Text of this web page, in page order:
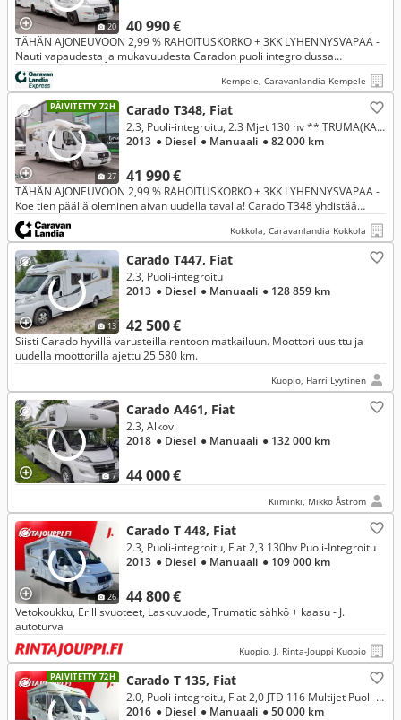
20 40 990 €
TÄHÄN AJONEUVOON 2,99 % RAHOITUSKORKO + 3KK LYHENNYSVAPAA -
Nauti vapaudesta ja mukavuudesta Caradon puoli integroidussa
matkailuautossa. Suosittu saarekevuode takaa erinomaisen
nukkumismukavuuden ja
Kempele, Caravanlandia Kempele
PÄIVITETTY 72H
27
Carado T348, Fiat
41 990 €
2.3, Puoli-integroitu, 2.3 Mjet 130 hv ** TRUMA(KAASU/SÄHKÖ), HUBBET-LASKUVUODE, MARKIISI **
2013 ● Diesel ● Manuaali ● 82 000 km
TÄHÄN AJONEUVOON 2,99 % RAHOITUSKORKO + 3KK LYHENNYSVAPAA -
Koe tien päällä oleminen aivan uudella tavalla! Carado T348 yhdistää
täydellisesti ketteryyden ja kodin mukavuudet, joten voit unohtaa arjen
Kokkola, Caravanlandia Kokkola
13
Carado T447, Fiat
42 500 €
2.3, Puoli-integroitu
2013 ● Diesel ● Manuaali ● 128 859 km
Siisti Carado hyvillä varusteilla rentoon matkailuun. Moottori uusittu ja
uudella moottorilla ajettu 25 580 km.
Kuopio, Harri Lyytinen
7
Carado A461, Fiat
44 000 €
2.3, Alkovi
2018 ● Diesel ● Manuaali ● 132 000 km
Kiiminki, Mikko Åström
26
Carado T 448, Fiat
44 800 €
2.3, Puoli-integroitu, Fiat 2,3 130hv Puoli-Integroitu
2013 ● Diesel ● Manuaali ● 109 000 km
Vetokoukku, Erillisvuoteet, Laskuvuode, Trumatic sähkö + kaasu - J.
autoturva
Kuopio, J. Rinta-Jouppi Kuopio
PÄIVITETTY 72H Carado T 135, Fiat
2.0, Puoli-integroitu, Fiat 2,0 JTD 116 Multijet Puoli-integroitu
2016 ● Diesel ● Manuaali ● 50 000 km